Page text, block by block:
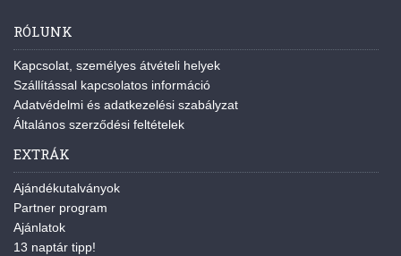
RÓLUNK
Kapcsolat, személyes átvételi helyek
Szállítással kapcsolatos információ
Adatvédelmi és adatkezelési szabályzat
Általános szerződési feltételek
EXTRÁK
Ajándékutalványok
Partner program
Ajánlatok
13 naptár tipp!